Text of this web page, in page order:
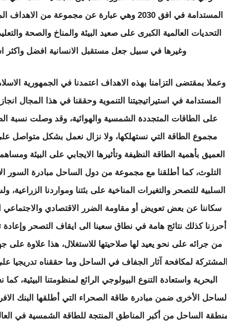
المستدامة في افق 2030 وهي عبارة عن مجموعة من
التحديات العالمية الكبرى على صعيد البيئة والمناخ والصحة
وغيرها في سبيل جعل مستقبل الانسانية افضل واكثر
وعملا بمقتضى التزامنا بهذه الاهداف اعتمدنا في الجمهورية
المستدامة في استيراتيجيتنا التنموية وحققنا في هذا المجال
مجموع الطاقة التي نستهلكها، ولا نزال نعمل بشكل متواصل على
العميق بأهمية الطاقة النظيفة وتأثيرها الايجابي على البيئة
التلوث، كما أطلقنا مع مجموعة من دول الساحل مبادرة السور
السلبية للتصحر والتغيرات المناخية على بئتنا ومواردنا
سكاننا عن بعض تعويض أو مقاومة الضرر الاقتصادي والاجتماعي
أحرزنا كذلك نتائج هامة في نطاق سعينا الى ايقاف التصحر
من جرائه على نحو يعيد لها صلاحيتها للاستغلال، هذا علاوة على
المشتركة لمكافحة آثار الجفاف في الساحل وما حققناه تدريجيا
البحرية واستعادة التنوع البيولوجي الرائع لمنظومتنا البيئية،
الساحل الأخرى ضمن مبادرة طاقة الصحراء التي أطلقها البنك